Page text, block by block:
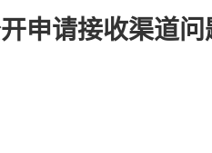
申请接收渠道问